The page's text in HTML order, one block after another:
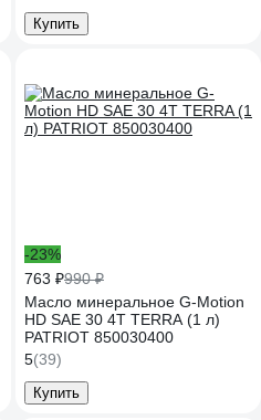
Купить
-23%
763 ₽990 ₽
Масло минеральное G-Motion
HD SAE 30 4Т TERRA (1 л)
PATRIOT 850030400
5(39)
Купить